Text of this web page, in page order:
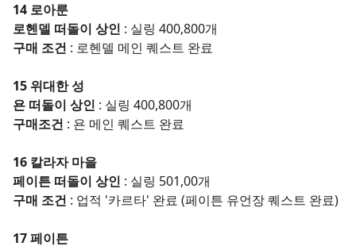
14 로아룬
로헨델 떠돌이 상인 : 실링 400,800개
구매 조건 : 로헨델 메인 퀘스트 완료
15 위대한 성
욘 떠돌이 상인 : 실링 400,800개
구매조건 : 욘 메인 퀘스트 완료
16 칼라자 마을
페이튼 떠돌이 상인 : 실링 501,00개
구매 조건 : 업적 '카르타' 완료 (페이튼 유언장 퀘스트 완료)
17 페이튼